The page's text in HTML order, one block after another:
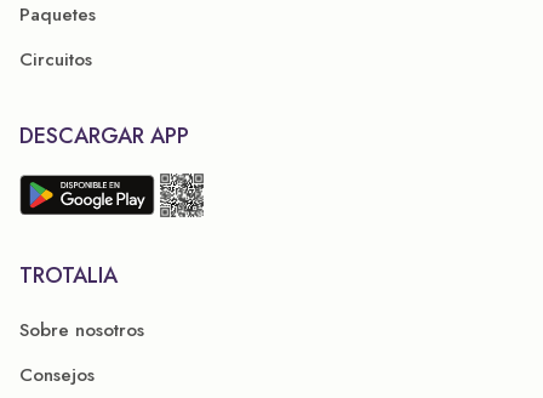
Paquetes
Circuitos
DESCARGAR APP
TROTALIA
Sobre nosotros
Consejos